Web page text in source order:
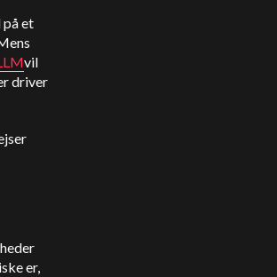
på et
vil
driver
er,